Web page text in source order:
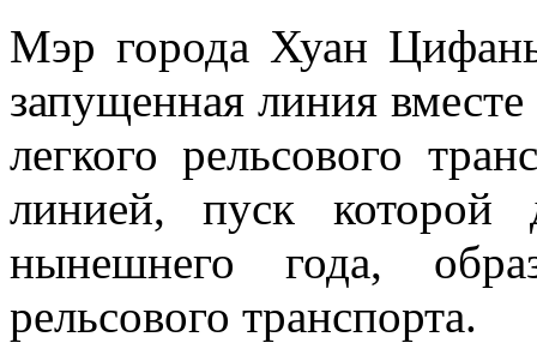
Мэр города Хуан
запущенная линия
легкого рельсового
линией, пуск которой
нынешнего года,
рельсового транспорта.